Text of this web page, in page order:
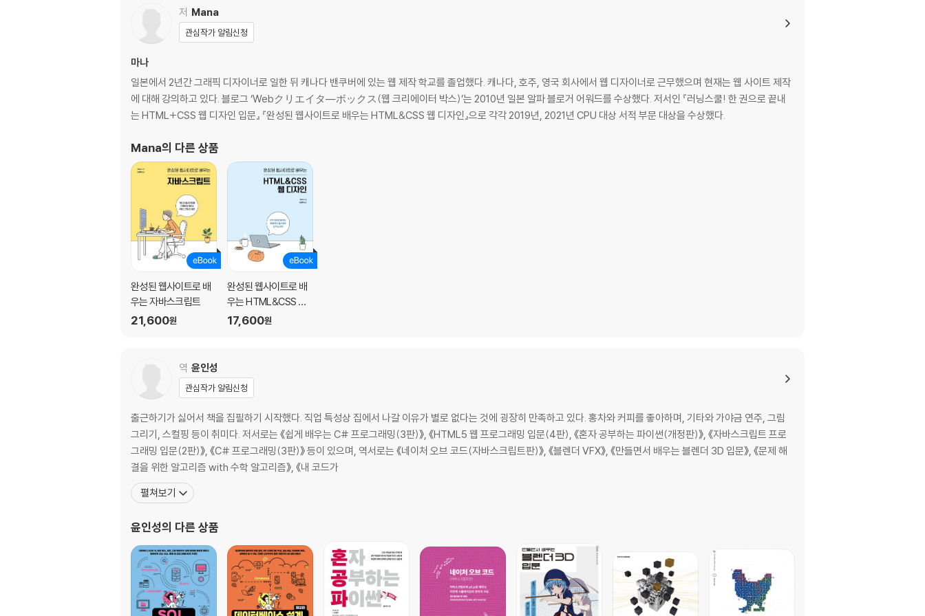
1-3 사용성이란?
__읽기 쉬운 글 만들기
__사용하기 쉬운 조작성
1-4 웹 사이트의 구조
__인터넷이란?
__웹이란?
__웹 페이지의 구조
1-5 장치의 종류
__단말기
__주변기기
1-6 웹 브라우저의 종류
__웹 페이지는 웹 브라우저에서
1-7 제작 흐름
__제작 흐름
__기획
__와이어프레임 만들기
__와이어프레임 작성 예
__디자인
1-8 제작을 시작하기 전에
__텍스트 에디터 설치
__구글 크롬 설치 방법
__그래픽 도구 확인
▣ CHAPTER 2: 웹 기본 구조 만들기 - HTML 기본
2-1 HTML이란?
__컴퓨터에 지시를 내리는 HTML
__텍스트 에디터 실행하기
__코드 작성하기
__파일 저장하기
__웹 브라우저에서 열어 보기
저 Mana
관심작가 알림신청
마나
일본에서 2년간 그래픽 디자이너로 일한 뒤 캐나다 밴쿠버에 있는 웹 제작 학교를 졸업했다. 캐나다, 호주, 영국 회사에서 웹 디자이너로 근무했으며 현재는 웹 사이트 제작
에 대해 강의하고 있다. 블로그 ‘Webクリエイタ―ボックス(웹 크리에이터 박스)’는 2010년 일본 알파 블로거 어워드를 수상했다. 저서인 『러닝스쿨! 한 권으로 끝내
는 HTML+CSS 웹 디자인 입문』 『완성된 웹사이트로 배우는 HTML&CSS 웹 디자인』으로 각각 2019년, 2021년 CPU 대상 서적 부문 대상을 수상했다.
Mana의 다른 상품
완성된 웹사이트로 배
우는 자바스크립트
21,600원
완성된 웹사이트로 배
우는 HTML&CSS 웹
디자인
17,600원
역 윤인성
관심작가 알림신청
출근하기가 싫어서 책을 집필하기 시작했다. 직업 특성상 집에서 나갈 이유가 별로 없다는 것에 굉장히 만족하고 있다. 홍차와 커피를 좋아하며, 기타와 가야금 연주, 그림
그리기, 스컬핑 등이 취미다. 저서로는 《쉽게 배우는 C# 프로그래밍(3판)》, 《HTML5 웹 프로그래밍 입문(4판), 《혼자 공부하는 파이썬(개정판)》, 《자바스크립트 프로
그래밍 입문(2판)》, 《C# 프로그래밍(3판)》 등이 있으며, 역서로는 《네이처 오브 코드(자바스크립트판)》, 《블렌더 VFX》, 《만들면서 배우는 블렌더 3D 입문》, 《문제 해
결을 위한 알고리즘 with 수학 알고리즘》, 《내 코드가
펼쳐보기
윤인성의 다른 상품